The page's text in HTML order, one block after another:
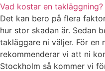
Vad kostar en takläggning?
Det kan bero på flera
hur stor skadan är. Sedan
takläggare ni väljer. För en
rekommenderar vi att ni
Stockholm så kommer vi